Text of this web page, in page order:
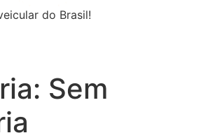
do Brasil!
Sem